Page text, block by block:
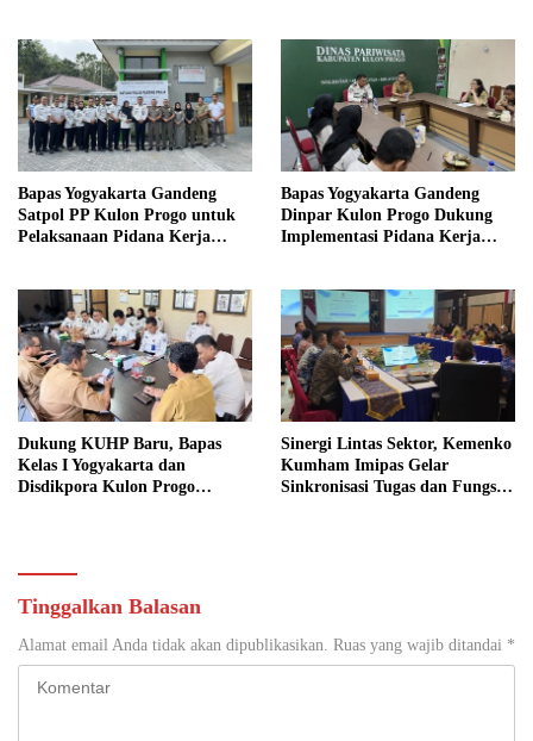
Bapas Yogyakarta Gandeng
Satpol PP Kulon Progo untuk
Pelaksanaan Pidana Kerja
Bapas Yogyakarta Gandeng
Dinpar Kulon Progo Dukung
Implementasi Pidana Kerja
Dukung KUHP Baru, Bapas
Kelas I Yogyakarta dan
Disdikpora Kulon Progo
Sinergi Lintas Sektor, Kemenko
Kumham Imipas Gelar
Sinkronisasi Tugas dan Fungsi
Tinggalkan Balasan
Alamat email Anda tidak akan dipublikasikan. Ruas yang wajib ditandai *